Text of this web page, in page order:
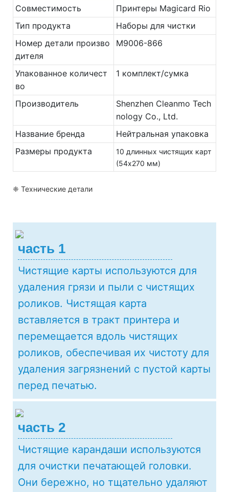
Совместимость
Принтеры Magicard Rio
Тип продукта
Наборы для чистки
Номер детали произво
дителя
M9006-866
Упакованное количест
во
1 комплект/сумка
Производитель
Shenzhen Cleanmo Tech
nology Co., Ltd.
Название бренда
Нейтральная упаковка
Размеры продукта
10 длинных чистящих карт
(54x270 мм)
❈ Технические детали
часть 1
Чистящие карты используются для
удаления грязи и пыли с чистящих
роликов. Чистящая карта
вставляется в тракт принтера и
перемещается вдоль чистящих
роликов, обеспечивая их чистоту для
удаления загрязнений с пустой карты
перед печатью.
часть 2
Чистящие карандаши используются
для очистки печатающей головки.
Они бережно, но тщательно удаляют